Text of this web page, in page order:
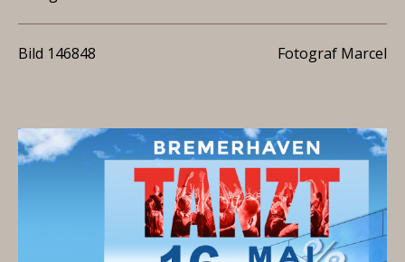
Bild 146848 Fotograf Marcel